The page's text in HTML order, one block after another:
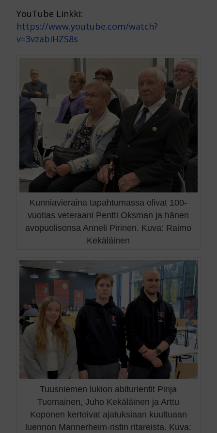
YouTube Linkki:
https://www.youtube.com/watch?
v=3vzabiHZS8s
Kunniavieraina tapahtumassa olivat 100-
vuotias veteraani Pentti Oksman ja hänen
avopuolisonsa Anneli Pirinen. Kuva: Raimo
Kekäläinen
Tuusniemen lukion abiturientit Pinja
Tuomainen, Juho Kekäläinen ja Arttu
Koponen kertoivat ajatuksiaan kuultuaan
luennon Mannerheim-ristin ritareista. Kuva: